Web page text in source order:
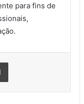
para fins de